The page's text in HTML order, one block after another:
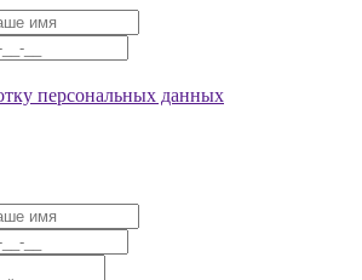
персональных данных